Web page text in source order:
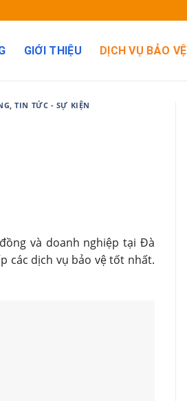
GIỚI THIỆU DỊCH VỤ BẢO VỆ
,TIN TỨC - SỰ KIỆN
và doanh nghiệp tại Đà
các dịch vụ bảo vệ tốt nhất.